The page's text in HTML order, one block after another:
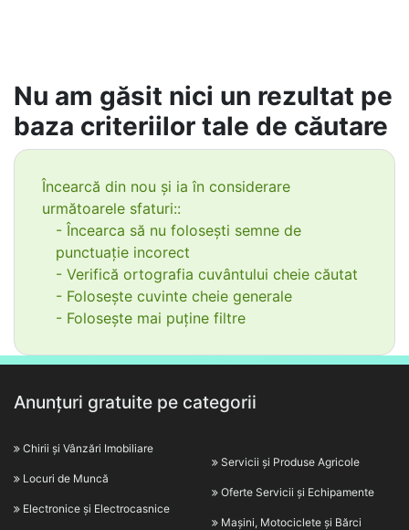
Nu am găsit nici un rezultat pe
baza criteriilor tale de căutare
Încearcă din nou și ia în considerare
următoarele sfaturi::
- Încearca să nu folosești semne de
punctuație incorect
- Verifică ortografia cuvântului cheie căutat
- Folosește cuvinte cheie generale
- Folosește mai puține filtre
Anunțuri gratuite pe categorii
Chirii și Vânzări Imobiliare
Locuri de Muncă
Electronice și Electrocasnice
Servicii și Produse Agricole
Oferte Servicii și Echipamente
Mașini, Motociclete și Bărci